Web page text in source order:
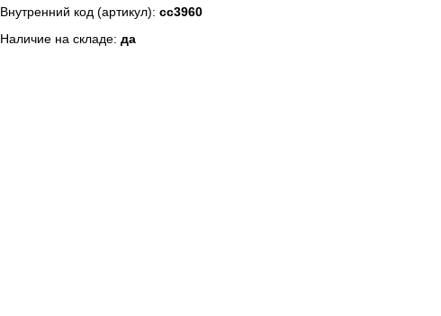
Внутренний код (артикул): сс3960
Наличие на складе: да